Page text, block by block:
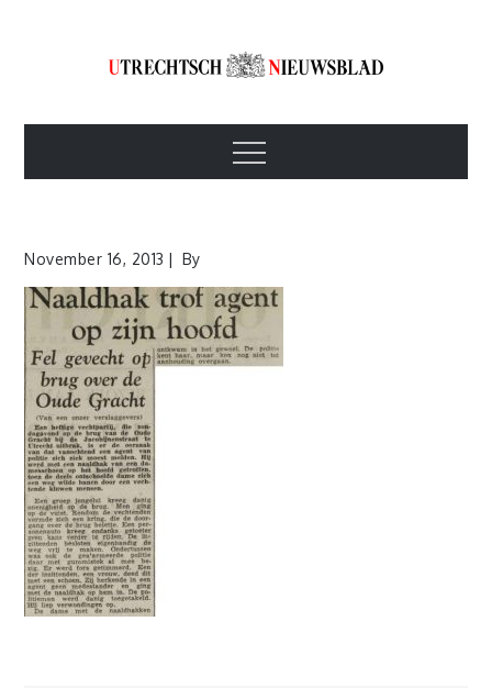
Utrechtsch
Nieuwsblad
1893-1967
Menu
November 16, 2013 By